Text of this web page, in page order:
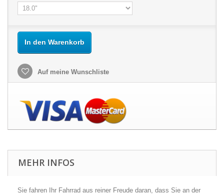
In den Warenkorb
Auf meine Wunschliste
MEHR INFOS
Sie fahren Ihr Fahrrad aus reiner Freude daran, dass Sie an der